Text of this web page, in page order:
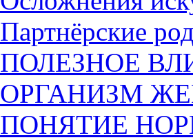
Партнёрские
ПОЛЕЗНОЕ
ОРГАНИЗМ
ПОНЯТИЕ